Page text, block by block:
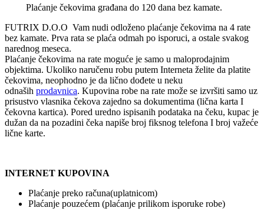
Plaćanje čekovima građana do 120 dana bez kamate.
FUTRIX D.O.O Vam nudi odloženo plaćanje čekovima na 4 rate
bez kamate. Prva rata se plaća odmah po isporuci, a ostale svakog
narednog meseca.
Plaćanje čekovima na rate moguće je samo u maloprodajnim
objektima. Ukoliko naručenu robu putem Interneta želite da platite
čekovima, neophodno je da lično dođete u neku
odnaših prodavnica. Kupovina robe na rate može se izvršiti samo uz
prisustvo vlasnika čekova zajedno sa dokumentima (lična karta I
čekovna kartica). Pored uredno ispisanih podataka na čeku, kupac je
dužan da na pozadini čeka napiše broj fiksnog telefona I broj važeće
lične karte.
INTERNET KUPOVINA
Plaćanje preko računa(uplatnicom)
Plaćanje pouzećem (plaćanje prilikom isporuke robe)